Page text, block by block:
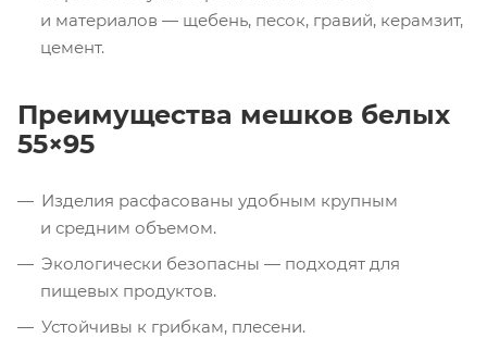
и материалов — щебень, песок, гравий, керамзит,
цемент.
Преимущества мешков белых
55×95
Изделия расфасованы удобным крупным
и средним объемом.
Экологически безопасны — подходят для
пищевых продуктов.
Устойчивы к грибкам, плесени.